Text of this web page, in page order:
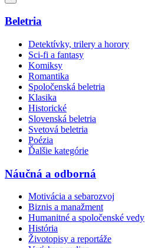
Beletria
Detektívky, trilery a horory
Sci-fi a fantasy
Komiksy
Romantika
Spoločenská beletria
Klasika
Historické
Slovenská beletria
Svetová beletria
Poézia
Ďalšie kategórie
Náučná a odborná
Motivácia a sebarozvoj
Biznis a manažment
Humanitné a spoločenské vedy
História
Životopisy a reportáže